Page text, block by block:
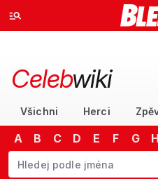
Celebwiki
Všichni Herci
A B C D E F G H
Začněte psát jméno. Šipkami